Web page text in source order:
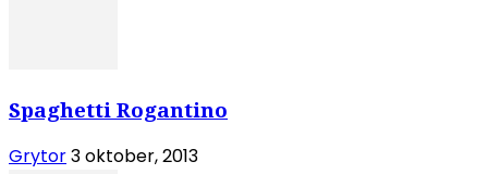
Spaghetti Rogantino
Grytor3 oktober, 2013